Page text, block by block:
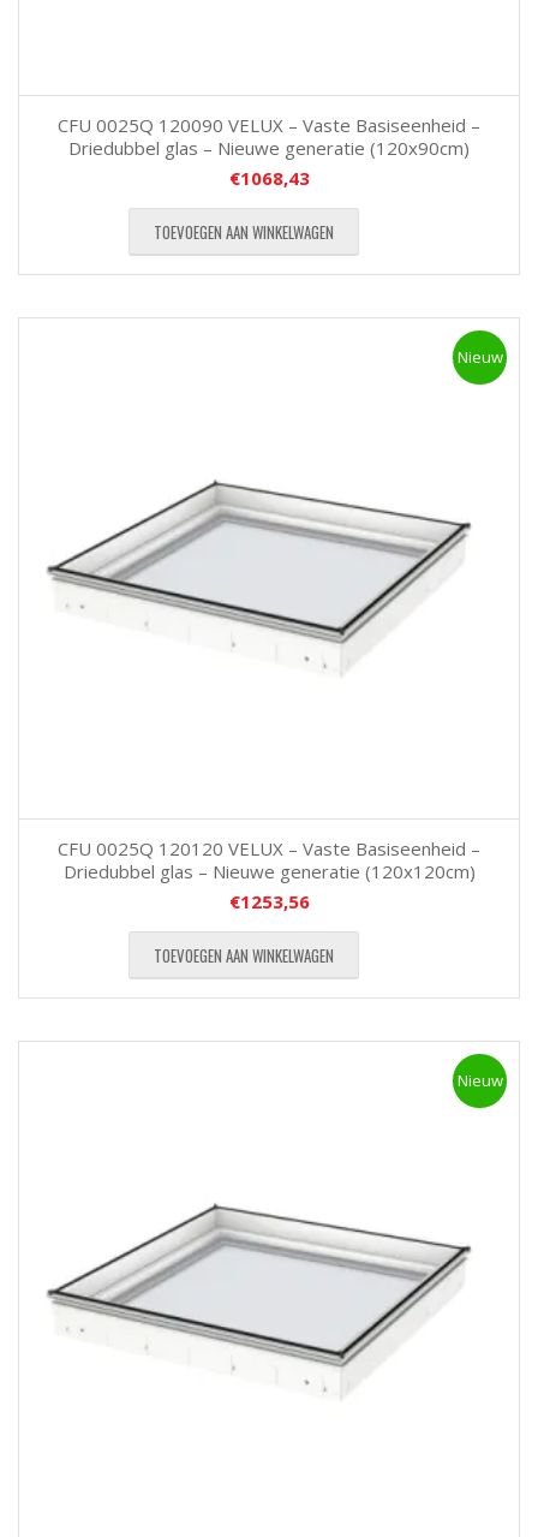
CFU 0025Q 120090 VELUX – Vaste Basiseenheid –
Driedubbel glas – Nieuwe generatie (120x90cm)
€1068,43
TOEVOEGEN AAN WINKELWAGEN
Nieuw
CFU 0025Q 120120 VELUX – Vaste Basiseenheid –
Driedubbel glas – Nieuwe generatie (120x120cm)
€1253,56
TOEVOEGEN AAN WINKELWAGEN
Nieuw